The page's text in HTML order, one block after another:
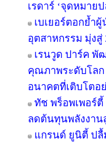
เรดาร์ ‘จุดหมาย
เบเยอร์ตอกย้ำผู้
อุตสาหกรรม มุ่งสู่
เรนวูด ปาร์ค
คุณภาพระดับโลก
อนาคตที่เติบโตอ
ทัช พร็อพเพอร์ตี้
ลดต้นทุนพลังงาน
แกรนด์ ยูนิตี้ ปลื้